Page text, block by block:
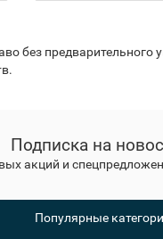
без
Подписка на
акций и
Популярные